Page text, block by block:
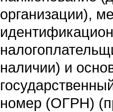
организации),
наличии) и
номер (ОГРН)